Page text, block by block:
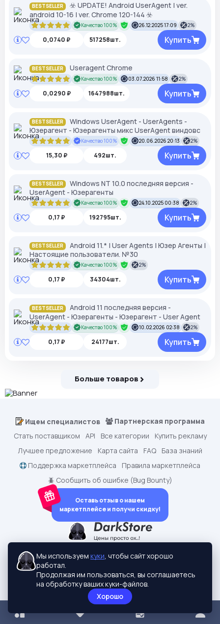
BESTSELLER
☣️ UPDATE! Android UserAgent | ver.
android 10-16 | ver. Chrome 120-144 ☣️
Качество 100% 26.12.2025 17:09 2%
0,0740 ₽ 517258шт. Купить
BESTSELLER Useragent Chrome
Качество 100% 03.07.2026 11:58 2%
0,0290 ₽ 1647988шт. Купить
BESTSELLER
Windows UserAgent - UserAgents -
Юзерагент - Юзерагенты микс UserAgent виндовс
Качество 100% 20.06.2026 20:13 2%
15,30 ₽ 492шт. Купить
BESTSELLER
Windows NT 10.0 последняя версия -
UserAgent - Юзерагенты
Качество 100% 24.10.2025 00:38 2%
0,17 ₽ 192795шт. Купить
BESTSELLER
Android 11.* | User Agents | Юзер Агенты |
Настоящие пользователи. №30
Качество 100% 2%
0,17 ₽ 34304шт. Купить
BESTSELLER
Android 11 последняя версия -
UserAgent - Юзерагенты - Юзерагент - User Agent
Качество 100% 10.02.2026 02:38 2%
0,17 ₽ 24177шт. Купить
Больше товаров
dark.shopping - Маркетплейс аккаунтов
2015-2026 © dark.shopping
Актуальные адреса:
Ищем специалистов
Партнерская программа
Стать поставщиком
API Все категории
Купить рекламу
Лучшее предложение
Карта сайта FAQ
База знаний
Поддержка маркетплейса
Правила маркетплейса
🪲 Сообщить об ошибке (Bug Bounty)
Оставь отзыв о нашем
маркетплейсе и получи скидку!
Мы используем куки, чтобы сайт хорошо
работал.
Продолжая им пользоваться, вы соглашаетесь
на обработку ваших куки-файлов.
Хорошо